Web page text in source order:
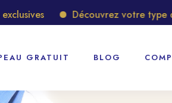
Découvrez votre type de
GRATUIT BLOG